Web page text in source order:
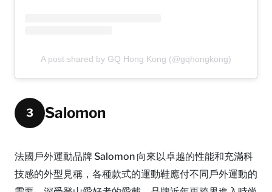
A post shared by GQ Hong Kong (@gqhongkong)
3 Salomon
法國戶外運動品牌 Salomon 向來以卓越的性能和充滿科
技感的外型見稱，各種款式的運動鞋應付不同戶外運動的